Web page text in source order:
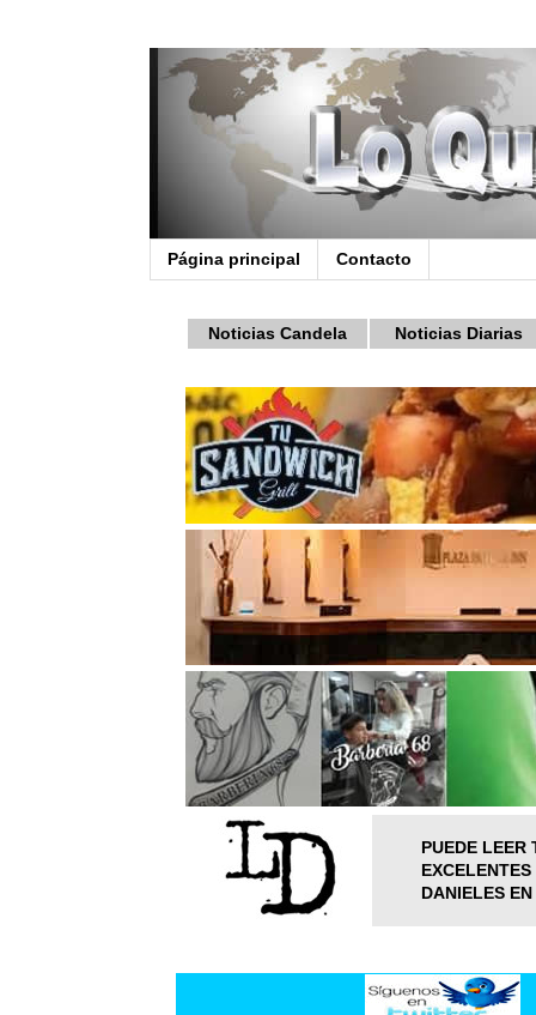
Página principal Contacto
Noticias Candela Noticias Diarias
PUEDE LEER
DANIELES